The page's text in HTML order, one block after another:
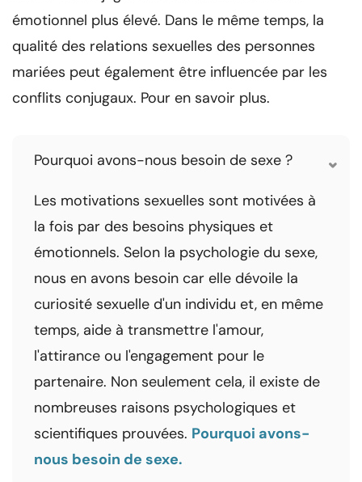
émotionnel plus élevé. Dans le même temps, la
qualité des relations sexuelles des personnes
mariées peut également être influencée par les
conflits conjugaux. Pour en savoir plus.
Pourquoi avons-nous besoin de sexe ?
Les motivations sexuelles sont motivées à
la fois par des besoins physiques et
émotionnels. Selon la psychologie du sexe,
nous en avons besoin car elle dévoile la
curiosité sexuelle d'un individu et, en même
temps, aide à transmettre l'amour,
l'attirance ou l'engagement pour le
partenaire. Non seulement cela, il existe de
nombreuses raisons psychologiques et
scientifiques prouvées. Pourquoi avons-
nous besoin de sexe.